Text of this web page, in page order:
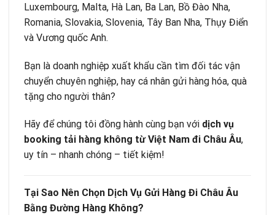
Luxembourg, Malta, Hà Lan, Ba Lan, Bồ Đào Nha,
Romania, Slovakia, Slovenia, Tây Ban Nha, Thụy Điển
và Vương quốc Anh.
Bạn là doanh nghiệp xuất khẩu cần tìm đối tác vận
chuyển chuyên nghiệp, hay cá nhân gửi hàng hóa, quà
tặng cho người thân?
Hãy để chúng tôi đồng hành cùng bạn với dịch vụ
booking tải hàng không từ Việt Nam đi Châu Âu,
uy tín – nhanh chóng – tiết kiệm!
Tại Sao Nên Chọn Dịch Vụ Gửi Hàng Đi Châu Âu
Bằng Đường Hàng Không?